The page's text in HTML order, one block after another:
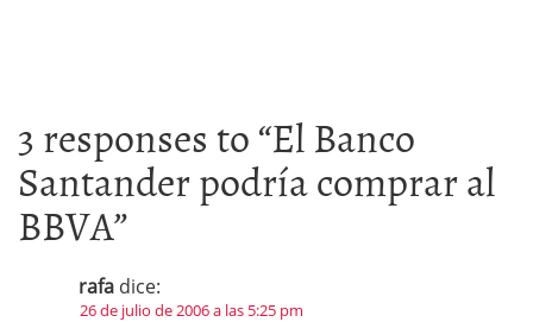
3 responses to “El Banco
Santander podría comprar al
BBVA”
rafa dice:
26 de julio de 2006 a las 5:25 pm